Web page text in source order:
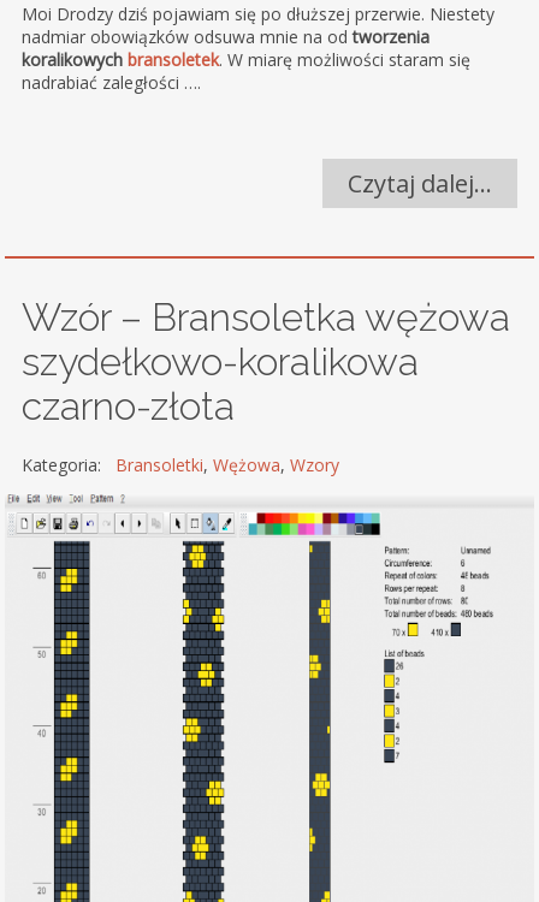
Moi Drodzy dziś pojawiam się po dłuższej przerwie. Niestety
nadmiar obowiązków odsuwa mnie na odtworzenia
koralikowych bransoletek. W miarę możliwości staram się
nadrabiać zaległości ….
Czytaj dalej…
Wzór – Bransoletka wężowa
szydełkowo-koralikowa
czarno-złota
Kategoria: Bransoletki, Wężowa, Wzory